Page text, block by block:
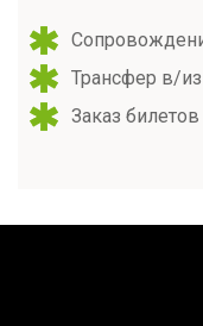
Трансфер в/из
Заказ